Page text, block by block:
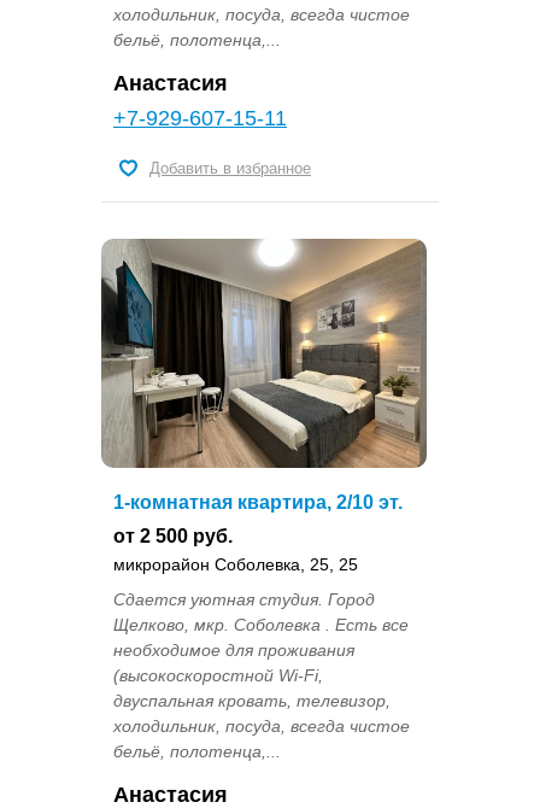
холодильник, посуда, всегда чистое
бельё, полотенца,...
Анастасия
+7-929-607-15-11
Добавить в избранное
1-комнатная квартира, 2/10 эт.
от 2 500 руб.
микрорайон Соболевка, 25, 25
Сдается уютная студия. Город
Щелково, мкр. Соболевка . Есть все
необходимое для проживания
(высокоскоростной Wi-Fi,
двуспальная кровать, телевизор,
холодильник, посуда, всегда чистое
бельё, полотенца,...
Анастасия